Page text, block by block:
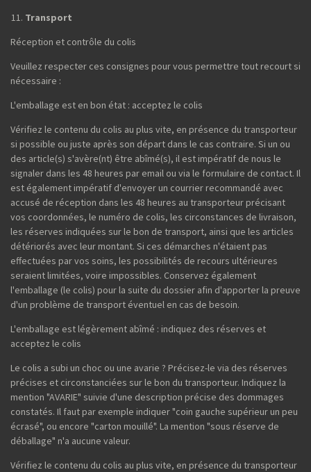
Transport
Réception et contrôle du colis
Veuillez respecter ces consignes pour vous permettre tout recourt si
nécessaire :
L'emballage est en bon état : acceptez le colis
Vérifiez le contenu du colis au plus vite, en présence du transporteur
si possible ou juste après son départ dans le cas contraire. Si un ou
des article(s) s'avère(nt) être abîmé(s), il est impératif de nous le
signaler dans les 48 heures par email ou via le formulaire de contact. Il
est également impératif d'envoyer un courrier recommandé avec
accusé de réception dans les 48 heures au transporteur précisant
vos coordonnées, le numéro de colis, les circonstances de livraison,
les réserves indiquées sur le bon de transport, ainsi que les articles
détériorés avec leur montant. Si ces démarches n'étaient pas
effectuées par vos soins, les possibilités de recours ultérieures
seraient limitées, voire impossibles. Conservez également
l'emballage (le colis) pour la suite du dossier afin d'apporter la preuve
d'un problème de transport éventuel en cas de besoin.
L'emballage est légèrement abîmé : indiquez des réserves et
acceptez le colis
Le colis a subi un choc ou une avarie ? Précisez-le via des réserves
précises et circonstanciées sur le bon du transporteur. Indiquez la
mention "AVARIE" suivie d'une description précise des dommages
constatés. Il faut par exemple indiquer "coin gauche supérieur un peu
écrasé", ou encore "carton mouillé". La mention "sous réserve de
déballage" n'a aucune valeur.
Vérifiez le contenu du colis au plus vite, en présence du transporteur